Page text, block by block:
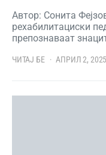
Автор: Сонита
рехабилитациски
препознаваат
ЧИТАЈ БЕ АПРИЛ 2, 2025